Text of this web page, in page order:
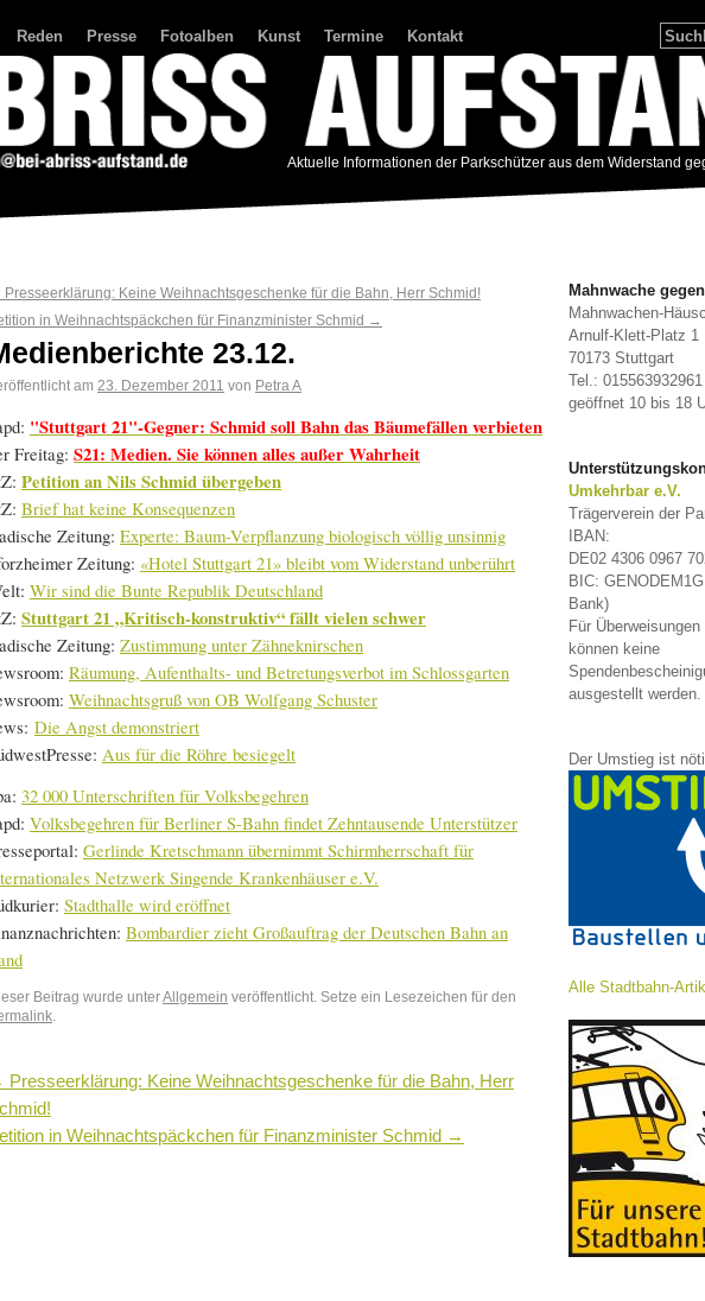
Reden Presse Fotoalben Kunst Termine Kontakt
Aktuelle Informationen der Parkschützer aus dem Widerstand
Presseerklärung: Keine Weihnachtsgeschenke für die Bahn, Herr Schmid!
in Weihnachtspäckchen für Finanzminister Schmid →
23.12.
am 23. Dezember 2011 von Petra A
"Stuttgart 21"-Gegner: Schmid soll Bahn das Bäumefällen verbieten
Freitag: S21: Medien. Sie können alles außer Wahrheit
Petition an Nils Schmid übergeben
Brief hat keine Konsequenzen
Zeitung: Experte: Baum-Verpflanzung biologisch völlig unsinnig
Zeitung: «Hotel Stuttgart 21» bleibt vom Widerstand unberührt
Wir sind die Bunte Republik Deutschland
Stuttgart 21 „Kritisch-konstruktiv“ fällt vielen schwer
Zeitung: Zustimmung unter Zähneknirschen
Räumung, Aufenthalts- und Betretungsverbot im Schlossgarten
Weihnachtsgruß von OB Wolfgang Schuster
Die Angst demonstriert
Aus für die Röhre besiegelt
32 000 Unterschriften für Volksbegehren
Volksbegehren für Berliner S-Bahn findet Zehntausende Unterstützer
Gerlinde Kretschmann übernimmt Schirmherrschaft für
Netzwerk Singende Krankenhäuser e.V.
Stadthalle wird eröffnet
Bombardier zieht Großauftrag der Deutschen Bahn an
Beitrag wurde unter Allgemein veröffentlicht. Setze ein Lesezeichen für den
Presseerklärung: Keine Weihnachtsgeschenke für die Bahn, Herr
in Weihnachtspäckchen für Finanzminister Schmid →
Mahnwache
Mahnwachen-
Arnulf-Klett-Platz 1
70173 Stuttgart
Tel.: 015563932961
geöffnet 10 bis 18
Umkehrbar e.V.
Trägerverein der
IBAN:
DE02 4306 0967
BIC:
Bank)
Für
können keine
ausgestellt werden.
Der Umstieg ist
Alle Stadtbahn-